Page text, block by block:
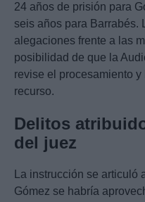
24 años de prisión para
seis años para Barrabés.
alegaciones frente a las
posibilidad de que la
revise el procesamiento
recurso.
Delitos
del juez
La instrucción se
Gómez se habría